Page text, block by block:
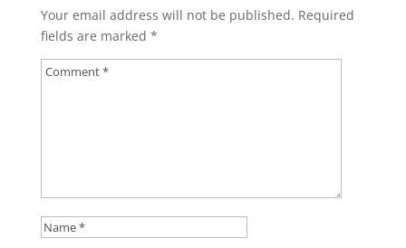
Your email address will not be published. Required
fields are marked *